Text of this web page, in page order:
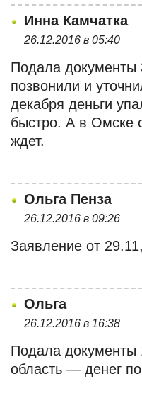
Инна Камчатка
26.12.2016 в 05:40
Подала документы
позвонили и
декабря деньги
быстро. А в Омске
ждет.
Ольга Пенза
26.12.2016 в 09:26
Заявление от
Ольга
26.12.2016 в 16:38
Подала документы
область — денег